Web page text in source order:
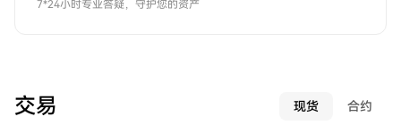
7*24小时专业答疑，守护您的资产
交易 现货 合约